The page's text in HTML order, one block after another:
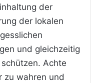
der
der lokalen
und gleichzeitig
Achte
zu wahren und